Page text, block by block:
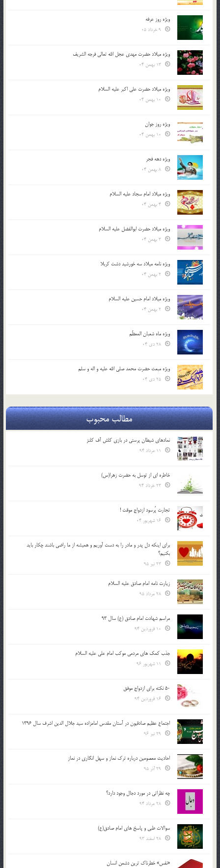
ویژه روز عرفه
ویژه میلاد حضرت مهدی عجل الله تعالی فرجه الشريف
ویژه میلاد حضرت علی اکبر علیه السلام
ویژه روز جوان
ویژه دهه فجر
ویژه میلاد امام سجاد علیه السلام
ویژه میلاد حضرت ابوالفضل علیه السلام
ویژه نامه میلاد سه خورشید دشت کربلا
ویژه میلاد امام حسین علیه السلام
ویژه ماه شعبان المعظّم
ویژه مبعث حضرت محمد صلی الله علیه و اله و سلم
مطالب محبوب
نمادهای شیطان پرستی در بازی کلش آف کلنز
خاطره ای از توسل به حضرت زهرا(س)
تجارت پُرسود ازدواج موقت !
براي اينكه دل پدر و مادر را به دست آوريم و هميشه از ما راضي باشند چكار بايد
بكنيم؟
زیارت نامه امام صادق علیه السلام
مراسم شهادت امام صادق (ع) سال 93
جذب کمک های مردمی موکب امام علی علیه السلام
50 نکته برای ازدواج موفق
اجتماع عظیم صادقیون در آستان مقدس امامزاده سید جلال الدین اشرف سال 1396
احادیث معصومین درباره ترک نماز و سهل انگاری در نماز
چه نظراتی در مورد دجال وجود دارد؟
سوالات طبی و پاسخ های امام صادق(ع)
«نفس» خطرناک ترین دشمن انسان